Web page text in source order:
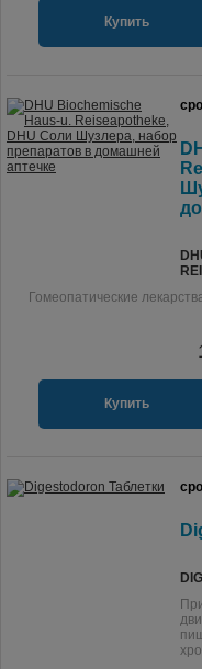
Купить
Гомеопатические
Купить